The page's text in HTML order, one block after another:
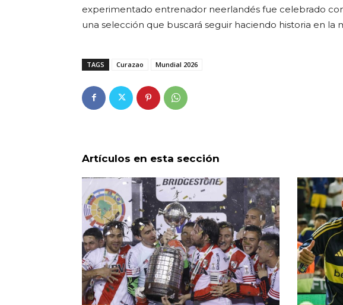
experimentado entrenador neerlandés fue celebrado
una selección que buscará seguir haciendo historia en la
TAGS Curazao Mundial 2026
Artículos en esta sección